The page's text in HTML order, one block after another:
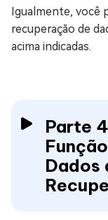
Igualmente, você
recuperação de
acima indicadas.
Parte
Dados